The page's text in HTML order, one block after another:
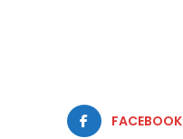
FACEBOOK